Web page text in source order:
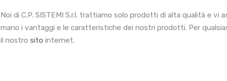
Noi di C.P. SISTEMI S.r.l. trattiamo solo prodotti di alta qualità e
mano i vantaggi e le caratteristiche dei nostri prodotti. Per
il nostro sito internet.